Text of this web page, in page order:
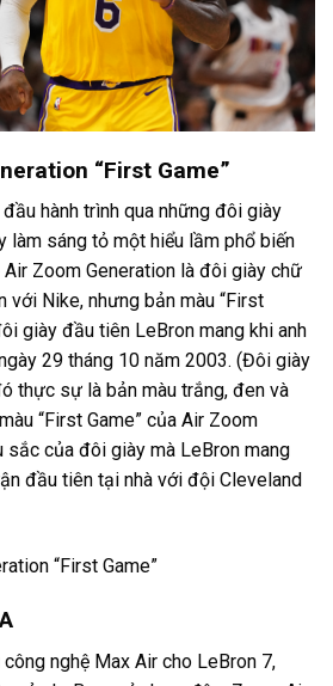
“First Game”
hành trình qua những đôi giày
làm sáng tỏ một hiểu lầm phổ biến
Zoom Generation là đôi giày chữ
với Nike, nhưng bản màu “First
giày đầu tiên LeBron mang khi anh
29 tháng 10 năm 2003. (Đôi giày
thực sự là bản màu trắng, đen và
“First Game” của Air Zoom
sắc của đôi giày mà LeBron mang
đầu tiên tại nhà với đội Cleveland
nghệ Max Air cho LeBron 7,